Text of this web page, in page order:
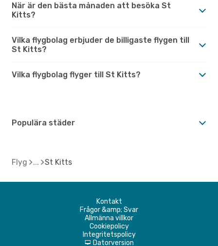
När är den bästa månaden att besöka St
Kitts?
Vilka flygbolag erbjuder de billigaste flygen till
St Kitts?
Vilka flygbolag flyger till St Kitts?
Populära städer
Flyg St Kitts
Kontakt
Frågor &amp; Svar
Allmänna villkor
Cookiepolicy
Integritetspolicy
d Datorversion